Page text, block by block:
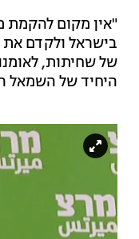
"אין מקום להקמת
בישראל ולקדם את
היחיד של השמאל